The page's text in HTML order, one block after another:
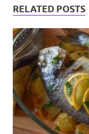
RELATED POSTS